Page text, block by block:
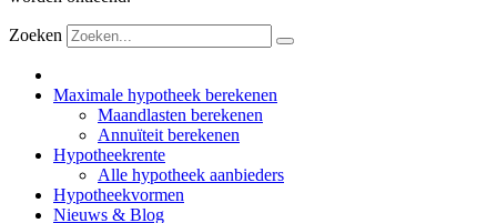
Zoeken
Maximale hypotheek berekenen
Maandlasten berekenen
Annuïteit berekenen
Hypotheekrente
Alle hypotheek aanbieders
Hypotheekvormen
Nieuws & Blog